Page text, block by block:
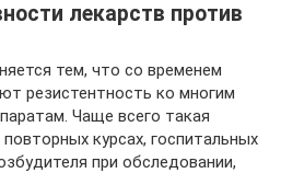
лекарств против
тем, что со временем
резистентность ко многим
Чаще всего такая
курсах, госпитальных
при обследовании,